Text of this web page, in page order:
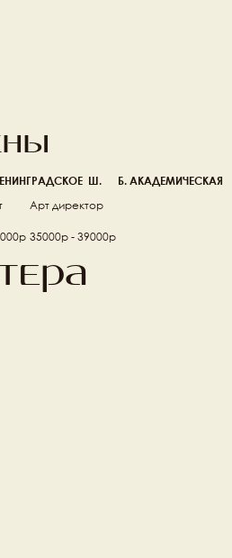
Ш. Б. АКАДЕМИЧЕСКАЯ
Арт директор
35000р - 39000р